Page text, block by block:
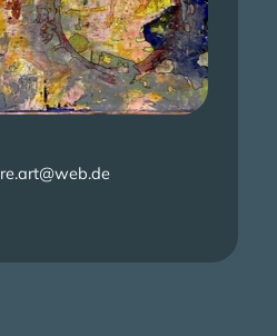
re.art@web.de